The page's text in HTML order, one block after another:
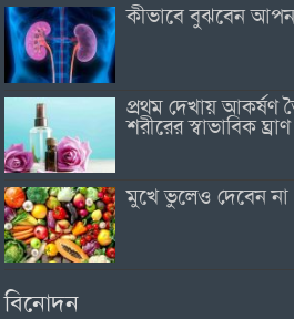
কীভাবে বুঝবেন
প্রথম দেখায় আকর্ষণ
শরীরের স্বাভাবিক ঘ্রাণ
মুখে ভুলেও দেবেন
বিনোদন